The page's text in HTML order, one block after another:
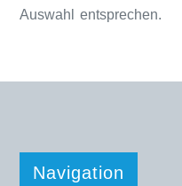
Auswahl entsprechen.
Navigation